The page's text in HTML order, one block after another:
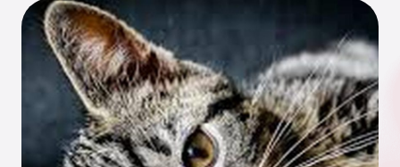
Wyszukaj